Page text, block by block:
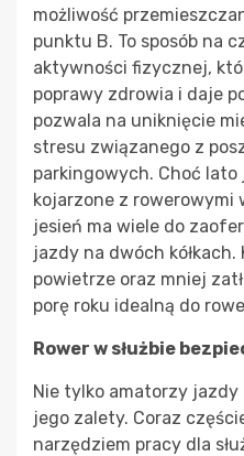
możliwość
punktu B. To sposób na
aktywności fizycznej,
poprawy zdrowia i daje
pozwala na uniknięcie
stresu związanego z
parkingowych. Choć
kojarzone z rowerowymi
jesień ma wiele do
jazdy na dwóch
powietrze oraz mniej
porę roku idealną do
Rower w służbie
Nie tylko amatorzy
jego zalety. Coraz
narzędziem pracy dla